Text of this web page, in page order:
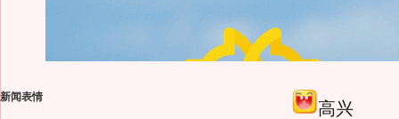
新闻表情
高兴